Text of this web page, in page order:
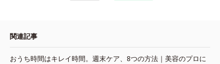
関連記事
おうち時間はキレイ時間。週末ケア、8つの方法｜美容のプロに